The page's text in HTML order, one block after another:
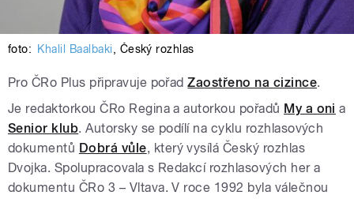
foto: Khalil Baalbaki, Český rozhlas
Pro ČRo Plus připravuje pořadZaostřeno na cizince.
Je redaktorkou ČRo Regina a autorkou pořadů My a oni a
Senior klub. Autorsky se podílí na cyklu rozhlasových
dokumentů Dobrá vůle, který vysílá Český rozhlas
Dvojka. Spolupracovala s Redakcí rozhlasových her a
dokumentu ČRo 3 – Vltava. V roce 1992 byla válečnou